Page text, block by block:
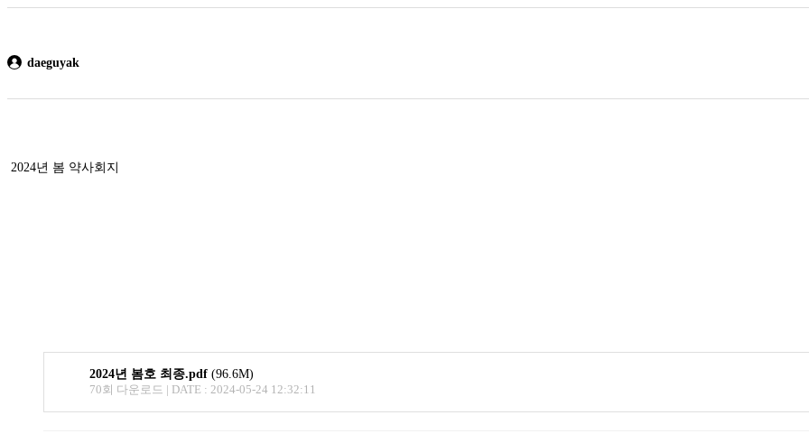
daeguyak
2024년 봄 약사회지
2024년 봄호 최종.pdf (96.6M)
70회 다운로드 | DATE : 2024-05-24 12:32:11